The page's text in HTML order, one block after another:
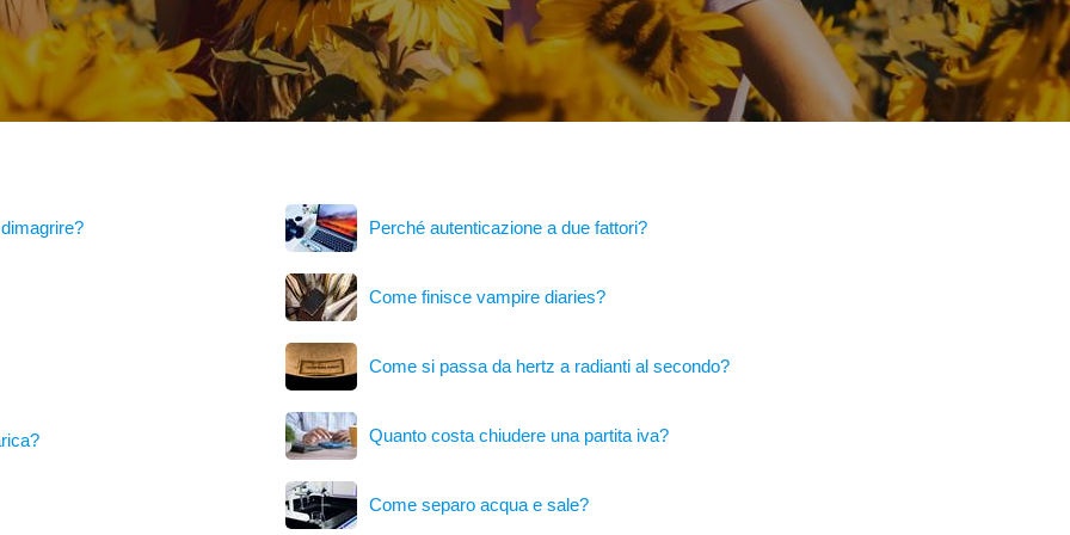
Perché autenticazione a due fattori?
Come finisce vampire diaries?
Come si passa da hertz a radianti al secondo?
Quanto costa chiudere una partita iva?
Come separo acqua e sale?